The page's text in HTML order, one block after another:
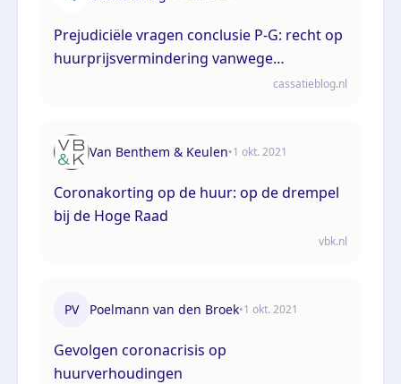
Prejudiciële vragen conclusie P-G: recht op
huurprijsvermindering vanwege
cassatieblog.nl
Van Benthem & Keulen•1 okt. 2021
Coronakorting op de huur: op de drempel
bij de Hoge Raad
vbk.nl
PV Poelmann van den Broek•1 okt. 2021
Gevolgen coronacrisis op
huurverhoudingen